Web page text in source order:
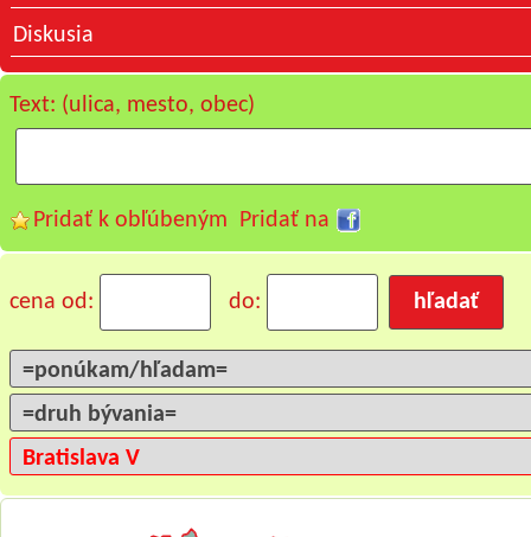
Diskusia
Text: (ulica, mesto, obec)
Pridať k obľúbeným Pridať na
cena od: do: